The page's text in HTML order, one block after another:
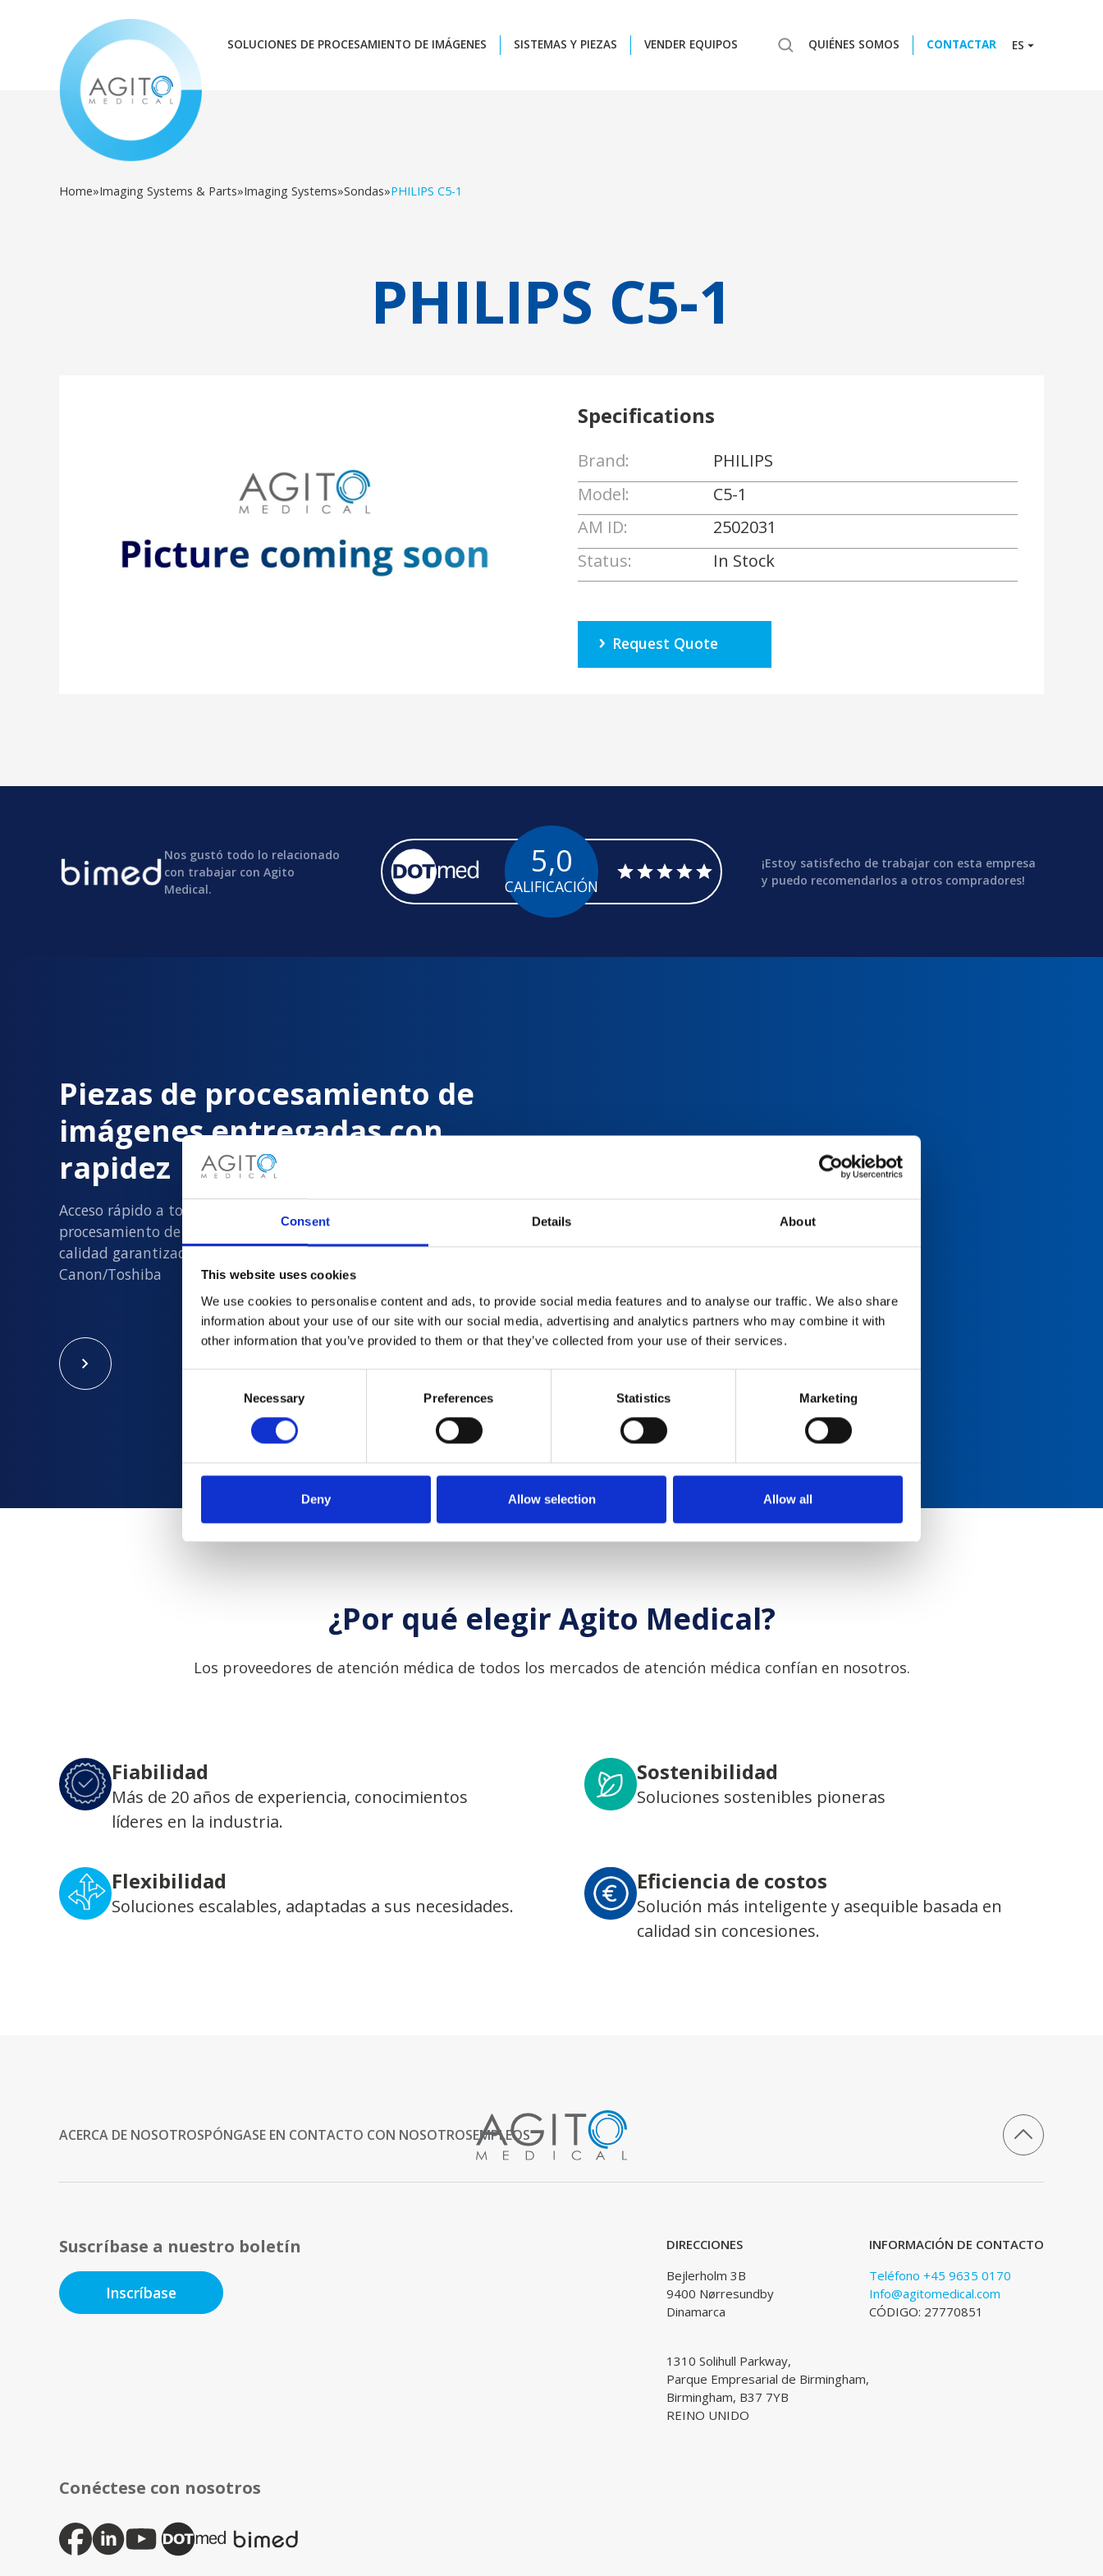
Consent Details About
This website uses cookies
We use cookies to personalise content and ads, to provide social media features and to analyse our traffic. We also share
information about your use of our site with our social media, advertising and analytics partners who may combine it with
other information that you’ve provided to them or that they’ve collected from your use of their services.
Necessary Preferences Statistics Marketing
Deny Allow selection Allow all
SOLUCIONES DE PROCESAMIENTO DE IMÁGENES SISTEMAS Y PIEZAS VENDER EQUIPOS QUIÉNES SOMOS CONTACTAR ES
Home»Imaging Systems & Parts»Imaging Systems»Sondas»PHILIPS C5-1
PHILIPS C5-1
Specifications
Brand:
PHILIPS
Model:
C5-1
AM ID:
2502031
Status:
In Stock
Request Quote
Nos gustó todo lo relacionado
con trabajar con Agito
Medical.
5,0
CALIFICACIÓN
¡Estoy satisfecho de trabajar con esta empresa
y puedo recomendarlos a otros compradores!
Piezas de procesamiento de
imágenes entregadas con
rapidez
Acceso rápido a todas las piezas de
procesamiento de imágenes usadas nuevas y de
calidad garantizada en Philips, Siemens, GE y
Canon/Toshiba
¿Por qué elegir Agito Medical?
Los proveedores de atención médica de todos los mercados de atención médica confían en nosotros.
Fiabilidad
Más de 20 años de experiencia, conocimientos
líderes en la industria.
Sostenibilidad
Soluciones sostenibles pioneras
Flexibilidad
Soluciones escalables, adaptadas a sus necesidades.
Eficiencia de costos
Solución más inteligente y asequible basada en
calidad sin concesiones.
ACERCA DE NOSOTROSPÓNGASE EN CONTACTO CON NOSOTROSEMPLEOS
Suscríbase a nuestro boletín
Inscríbase
DIRECCIONES
Bejlerholm 3B
9400 Nørresundby
Dinamarca
1310 Solihull Parkway,
Parque Empresarial de Birmingham,
Birmingham, B37 7YB
REINO UNIDO
INFORMACIÓN DE CONTACTO
Teléfono +45 9635 0170
Info@agitomedical.com
CÓDIGO: 27770851
Conéctese con nosotros